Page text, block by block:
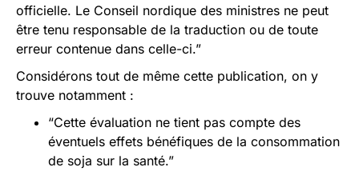
officielle. Le Conseil nordique des ministres ne peut
être tenu responsable de la traduction ou de toute
erreur contenue dans celle-ci.”
Considérons tout de même cette publication, on y
trouve notamment :
“Cette évaluation ne tient pas compte des
éventuels effets bénéfiques de la consommation
de soja sur la santé.”